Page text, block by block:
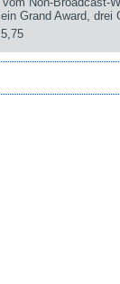
Grand Award,